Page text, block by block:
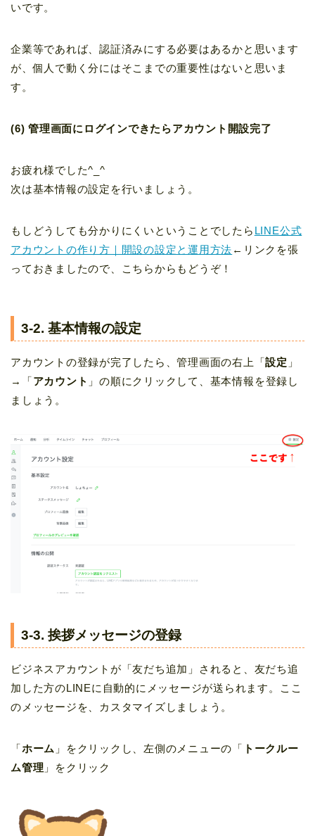
いです。
企業等であれば、認証済みにする必要はあるかと思います
が、個人で動く分にはそこまでの重要性はないと思いま
す。
(6) 管理画面にログインできたらアカウント開設完了
お疲れ様でした^_^
次は基本情報の設定を行いましょう。
もしどうしても分かりにくいということでしたら LINE公式
アカウントの作り方｜開設の設定と運用方法 ←リンクを張
っておきましたので、こちらからもどうぞ！
3-2. 基本情報の設定
アカウントの登録が完了したら、管理画面の右上「設定 」
→「アカウント 」の順にクリックして、基本情報を登録し
ましょう。
3-3. 挨拶メッセージの登録
ビジネスアカウントが「友だち追加」されると、友だち追
加した方のLINEに自動的にメッセージが送られます。ここ
のメッセージを、カスタマイズしましょう。
「ホーム 」をクリックし、左側のメニューの「 トークルー
ム管理 」をクリック